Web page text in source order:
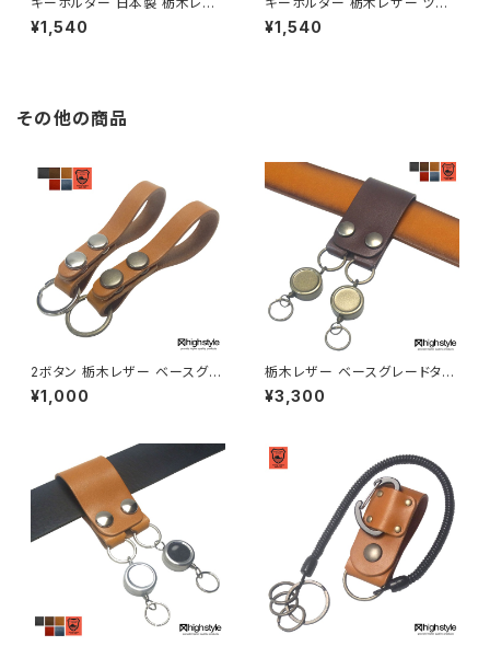
ー＆ツインカラビナ アンティー
ク調クラブタイプ キーホルダー
¥1,540
ンミニ丸カラビナ アンティーク
カラー クラブタイプ キーホルダ
¥1,540
その他の商品
2ボタン 栃木レザー ベースグレ
ードタイプ スリムデザイン ベル
トループキーホルダー hs-yam
¥1,000
栃木レザー ベースグレードタイ
プ 幅広デザイン 2リング×2リー
ルキー アンティークカラー ベル
¥3,300